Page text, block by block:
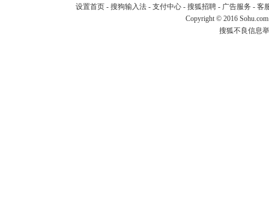
设置首页- 搜狗输入法- 支付中心- 搜狐招聘- 广告服务 - 客
Copyright © 2016
搜狐不良信息